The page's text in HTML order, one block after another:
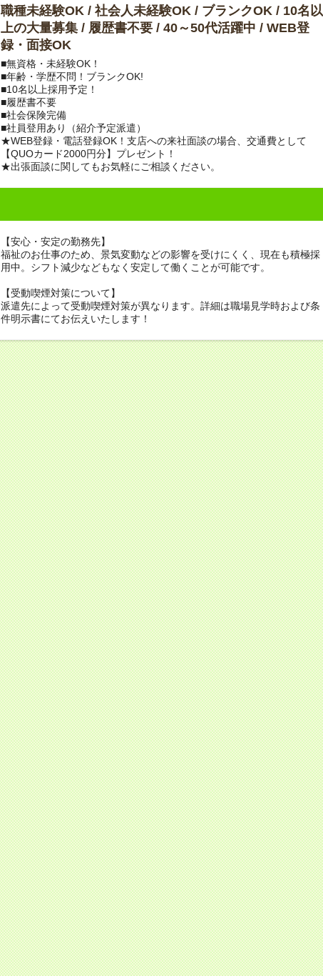
職種未経験OK / 社会人未経験OK / ブランクOK / 10名以
上の大量募集 / 履歴書不要 / 40～50代活躍中 / WEB登
録・面接OK
■無資格・未経験OK！
■年齢・学歴不問！ブランクOK!
■10名以上採用予定！
■履歴書不要
■社会保険完備
■社員登用あり（紹介予定派遣）
★WEB登録・電話登録OK！支店への来社面談の場合、交通費として
【QUOカード2000円分】プレゼント！
★出張面談に関してもお気軽にご相談ください。
【安心・安定の勤務先】
福祉のお仕事のため、景気変動などの影響を受けにくく、現在も積極採
用中。シフト減少などもなく安定して働くことが可能です。
【受動喫煙対策について】
派遣先によって受動喫煙対策が異なります。詳細は職場見学時および条
件明示書にてお伝えいたします！